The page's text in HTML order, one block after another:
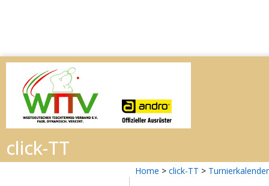
Home > click-TT > Turnierkalender